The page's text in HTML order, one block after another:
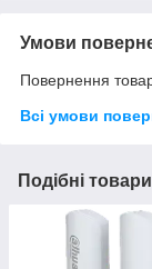
Умови
Повернення
Всі умови
Подібні